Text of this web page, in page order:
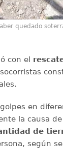
quedado
con el
en
la causa
de
según